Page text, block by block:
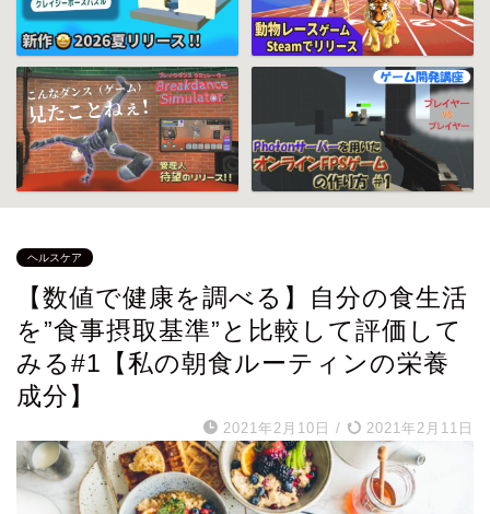
ヘルスケア
【数値で健康を調べる】自分の食生活
を”食事摂取基準”と比較して評価して
みる#1【私の朝食ルーティンの栄養
成分】
2021年2月10日 / 2021年2月11日